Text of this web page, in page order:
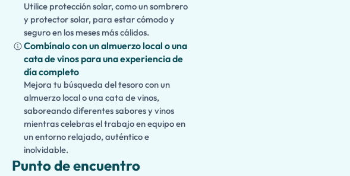
Utilice protección solar, como un sombrero
y protector solar, para estar cómodo y
seguro en los meses más cálidos.
Combínalo con un almuerzo local o una
cata de vinos para una experiencia de
día completo
Mejora tu búsqueda del tesoro con un
almuerzo local o una cata de vinos,
saboreando diferentes sabores y vinos
mientras celebras el trabajo en equipo en
un entorno relajado, auténtico e
inolvidable.
Punto de encuentro